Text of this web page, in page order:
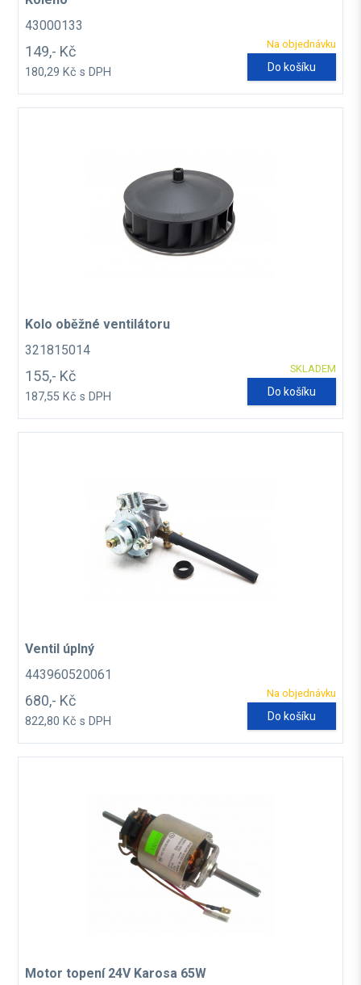
43000133
Na objednávku
149,- Kč
180,29 Kč s DPH Do košíku
Kolo oběžné ventilátoru
321815014
SKLADEM
155,- Kč
187,55 Kč s DPH Do košíku
Ventil úplný
443960520061
Na objednávku
680,- Kč
822,80 Kč s DPH Do košíku
Motor topení 24V Karosa 65W